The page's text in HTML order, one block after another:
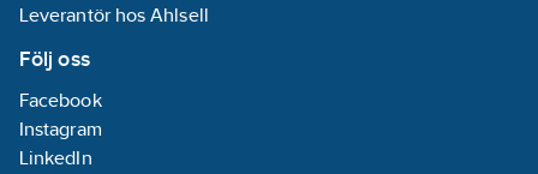
Leverantör hos Ahlsell
Följ oss
Facebook
Instagram
LinkedIn